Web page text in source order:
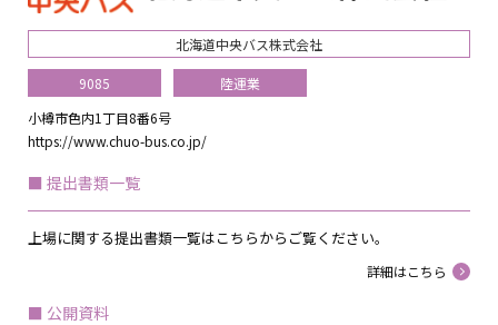
北海道中央バス株式会社
9085
陸運業
小樽市色内1丁目8番6号
https://www.chuo-bus.co.jp/
提出書類一覧
上場に関する提出書類一覧はこちらからご覧ください。
詳細はこちら
公開資料